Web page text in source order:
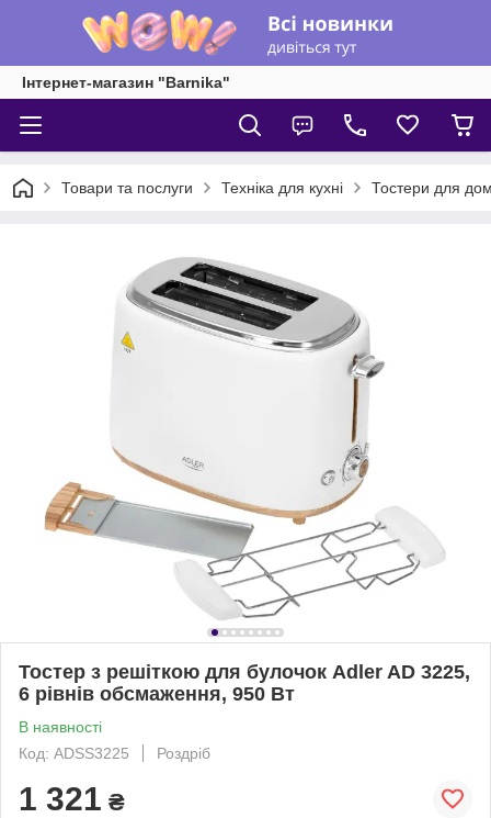
Інтернет-магазин "Barnika"
Товари та послуги Техніка для кухні Тостери для
Тостер з решіткою для булочок Adler AD 3225,
6 рівнів обсмаження, 950 Вт
В наявності
Код: ADSS3225
Роздріб
1 321 ₴